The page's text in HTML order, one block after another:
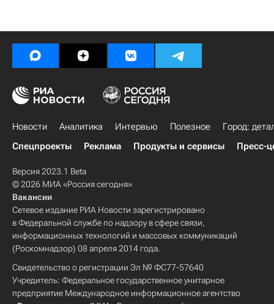
Новости Аналитика Интервью Полезное
Город:
Спецпроекты
Реклама Продукты и сервисы Пресс-
Версия 2023.1 Beta
© 2026 МИА «Россия сегодня»
Вакансии
Сетевое издание РИА Новости зарегистрировано
в Федеральной службе по надзору в сфере связи,
информационных технологий и массовых коммуникаций
(Роскомнадзор) 08 апреля 2014 года.
Свидетельство о регистрации Эл № ФС77-57640
Учредитель: Федеральное государственное унитарное
предприятие Международное информационное агентство